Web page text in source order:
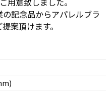
記念品からアパレルブラ
案頂けます。